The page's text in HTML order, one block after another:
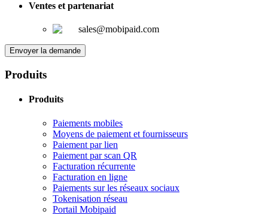
Ventes et partenariat
sales@mobipaid.com
Envoyer la demande
Produits
Produits
Paiements mobiles
Moyens de paiement et fournisseurs
Paiement par lien
Paiement par scan QR
Facturation récurrente
Facturation en ligne
Paiements sur les réseaux sociaux
Tokenisation réseau
Portail Mobipaid